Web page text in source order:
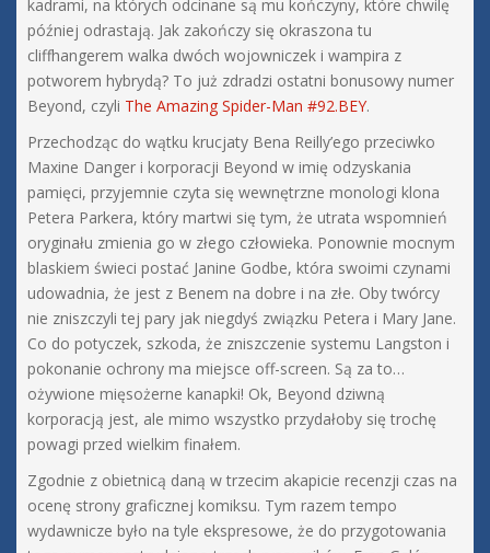
kadrami, na których odcinane są mu kończyny, które chwilę
później odrastają. Jak zakończy się okraszona tu
cliffhangerem walka dwóch wojowniczek i wampira z
potworem hybrydą? To już zdradzi ostatni bonusowy numer
Beyond, czyli The Amazing Spider-Man #92.BEY.
Przechodząc do wątku krucjaty Bena Reilly’ego przeciwko
Maxine Danger i korporacji Beyond w imię odzyskania
pamięci, przyjemnie czyta się wewnętrzne monologi klona
Petera Parkera, który martwi się tym, że utrata wspomnień
oryginału zmienia go w złego człowieka. Ponownie mocnym
blaskiem świeci postać Janine Godbe, która swoimi czynami
udowadnia, że jest z Benem na dobre i na złe. Oby twórcy
nie zniszczyli tej pary jak niegdyś związku Petera i Mary Jane.
Co do potyczek, szkoda, że zniszczenie systemu Langston i
pokonanie ochrony ma miejsce off-screen. Są za to…
ożywione mięsożerne kanapki! Ok, Beyond dziwną
korporacją jest, ale mimo wszystko przydałoby się trochę
powagi przed wielkim finałem.
Zgodnie z obietnicą daną w trzecim akapicie recenzji czas na
ocenę strony graficznej komiksu. Tym razem tempo
wydawnicze było na tyle ekspresowe, że do przygotowania